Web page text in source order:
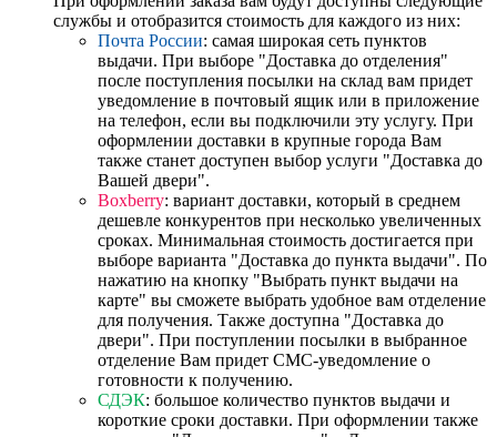
службы и отобразится стоимость для каждого из них:
Почта России: самая широкая сеть пунктов
выдачи. При выборе "Доставка до отделения"
после поступления посылки на склад вам придет
уведомление в почтовый ящик или в приложение
на телефон, если вы подключили эту услугу. При
оформлении доставки в крупные города Вам
также станет доступен выбор услуги "Доставка до
Вашей двери".
Boxberry: вариант доставки, который в среднем
дешевле конкурентов при несколько увеличенных
сроках. Минимальная стоимость достигается при
выборе варианта "Доставка до пункта выдачи". По
нажатию на кнопку "Выбрать пункт выдачи на
карте" вы сможете выбрать удобное вам отделение
для получения. Также доступна "Доставка до
двери". При поступлении посылки в выбранное
отделение Вам придет СМС-уведомление о
готовности к получению.
СДЭК: большое количество пунктов выдачи и
короткие сроки доставки. При оформлении также